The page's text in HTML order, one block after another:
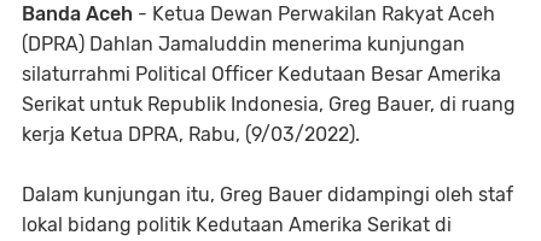
Banda Aceh - Ketua Dewan Perwakilan Rakyat Aceh
(DPRA) Dahlan Jamaluddin menerima kunjungan
silaturrahmi Political Officer Kedutaan Besar Amerika
Serikat untuk Republik Indonesia, Greg Bauer, di ruang
kerja Ketua DPRA, Rabu, (9/03/2022).
Dalam kunjungan itu, Greg Bauer didampingi oleh staf
lokal bidang politik Kedutaan Amerika Serikat di